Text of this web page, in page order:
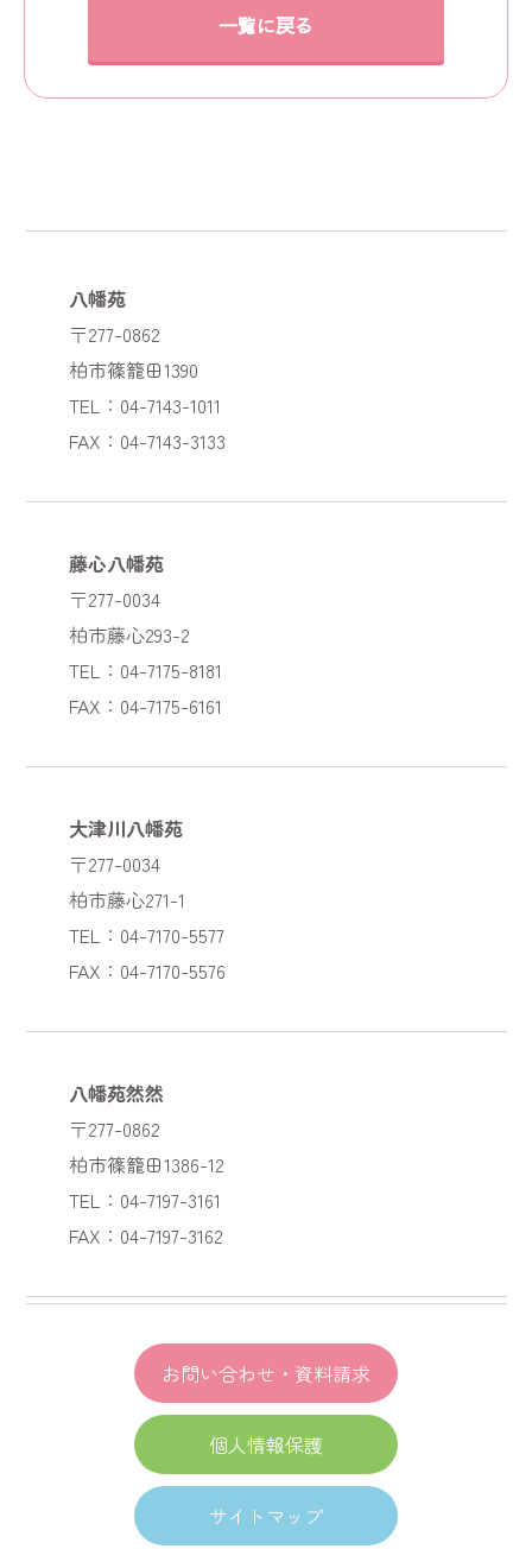
一覧に戻る
八幡苑
〒277-0862
柏市篠籠田1390
TEL：04-7143-1011
FAX：04-7143-3133
藤心八幡苑
〒277-0034
柏市藤心293-2
TEL：04-7175-8181
FAX：04-7175-6161
大津川八幡苑
〒277-0034
柏市藤心271-1
TEL：04-7170-5577
FAX：04-7170-5576
八幡苑然然
〒277-0862
柏市篠籠田1386-12
TEL：04-7197-3161
FAX：04-7197-3162
お問い合わせ・資料請求
個人情報保護
サイトマップ